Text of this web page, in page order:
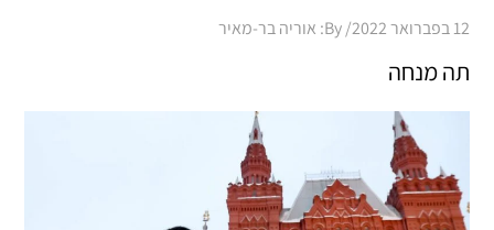
Posted
12 בפברואר 2022 By: אוריה בר-מאיר
תה מנחה